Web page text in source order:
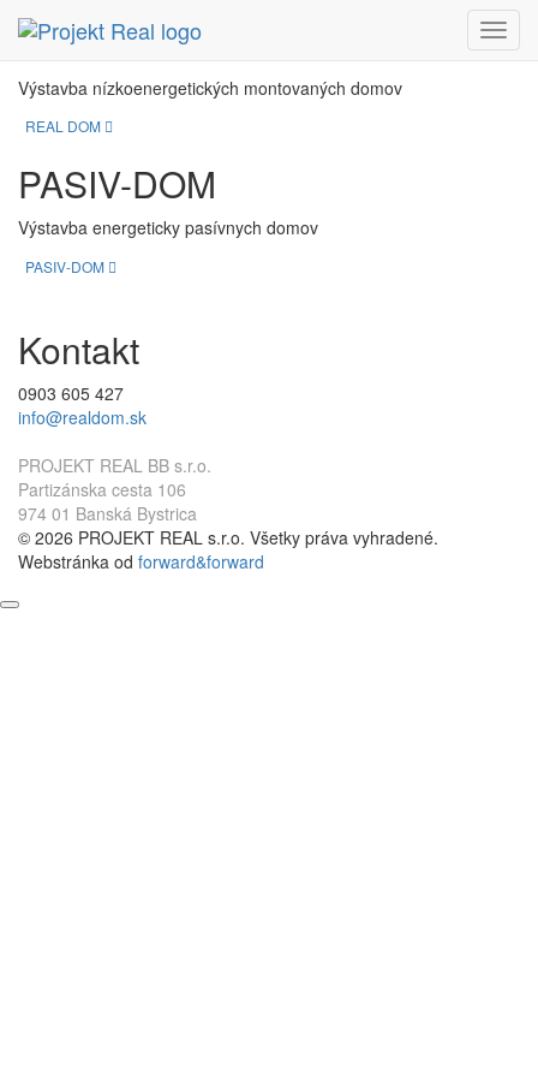
Menu
REAL DOM
Výstavba nízkoenergetických montovaných domov
REAL DOM
PASIV-DOM
Výstavba energeticky pasívnych domov
PASIV-DOM
Kontakt
0903 605 427
info@realdom.sk
PROJEKT REAL BB s.r.o.
Partizánska cesta 106
974 01 Banská Bystrica
© 2026 PROJEKT REAL s.r.o. Všetky práva vyhradené.
Webstránka od forward&forward